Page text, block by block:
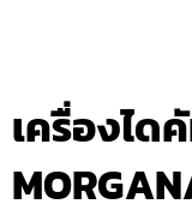
เครื่องได